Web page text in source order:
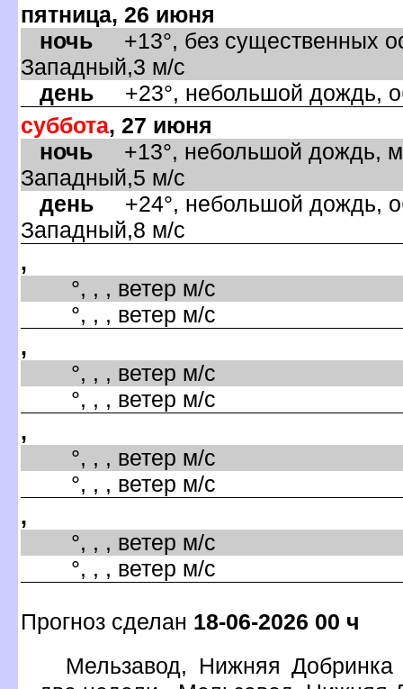
пятница, 26 июня
ночь +13°, без существенных
Западный,3 м/с
день +23°, небольшой дождь,
суббота, 27 июня
ночь +13°, небольшой дождь,
Западный,5 м/с
день +24°, небольшой дождь,
Западный,8 м/с
,
°, , , ветер м/с
°, , , ветер м/с
,
°, , , ветер м/с
°, , , ветер м/с
,
°, , , ветер м/с
°, , , ветер м/с
,
°, , , ветер м/с
°, , , ветер м/с
Прогноз сделан 18-06-2026 00 ч
Мельзавод, Нижняя Добринка